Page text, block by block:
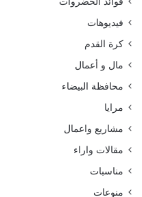
فيديوهات
كرة القدم
مال و أعمال
محافظة البيضاء
مرايا
مشاريع واعمال
مقالات واراء
مناسبات
منوعات